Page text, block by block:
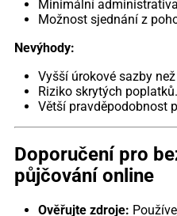
Minimální
Možnost sjednání z
Nevýhody:
Vyšší úrokové sazby
Riziko skrytých poplatků.
Větší pravděpodobnost
Doporučení pro
půjčování online
Ověřujte zdroje: